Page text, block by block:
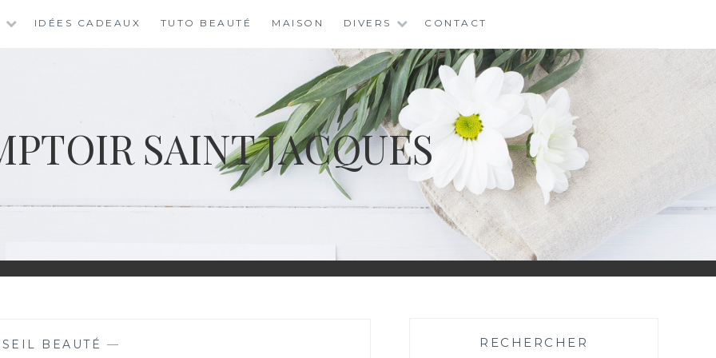
IDÉES CADEAUX TUTO BEAUTÉ MAISON DIVERS CONTACT
SAINT JACQUES
BEAUTÉ — RECHERCHER